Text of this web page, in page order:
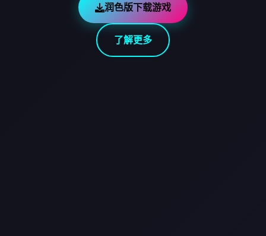
润色版下载游戏
了解更多